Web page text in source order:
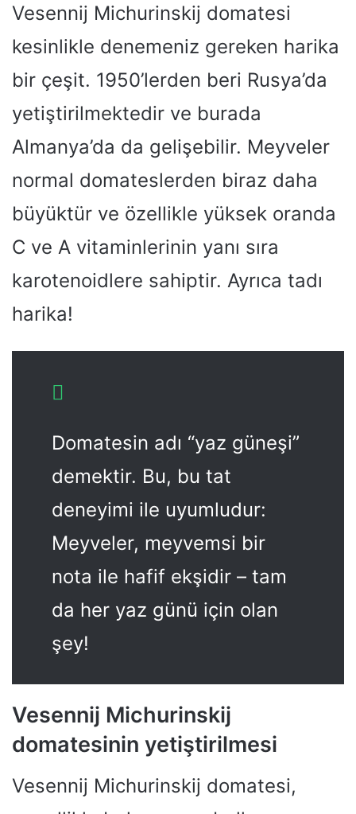
Vesennij Michurinskij domatesi
kesinlikle denemeniz gereken harika
bir çeşit. 1950’lerden beri Rusya’da
yetiştirilmektedir ve burada
Almanya’da da gelişebilir. Meyveler
normal domateslerden biraz daha
büyüktür ve özellikle yüksek oranda
C ve A vitaminlerinin yanı sıra
karotenoidlere sahiptir. Ayrıca tadı
harika!
Domatesin adı “yaz güneşi”
demektir. Bu, bu tat
deneyimi ile uyumludur:
Meyveler, meyvemsi bir
nota ile hafif ekşidir – tam
da her yaz günü için olan
şey!
Vesennij Michurinskij
domatesinin yetiştirilmesi
Vesennij Michurinskij domatesi,